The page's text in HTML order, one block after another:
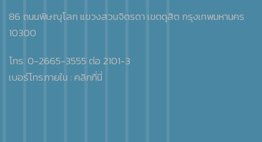
86 ถนนพิษณุโลก แขวงสวนจิตรดา เขตดุสิต กรุงเทพมหานคร
10300
โทร. 0-2665-3555 ต่อ 2101-3
เบอร์โทรภายใน :คลิกที่นี่